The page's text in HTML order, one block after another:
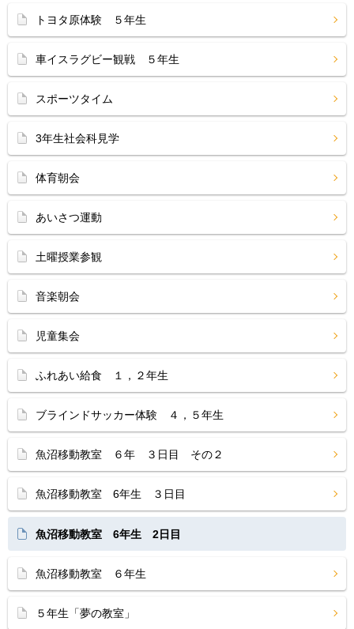
トヨタ原体験 ５年生
車イスラグビー観戦 ５年生
スポーツタイム
3年生社会科見学
体育朝会
あいさつ運動
土曜授業参観
音楽朝会
児童集会
ふれあい給食 １，２年生
ブラインドサッカー体験 ４，５年生
魚沼移動教室 ６年 ３日目 その２
魚沼移動教室 6年生 ３日目
魚沼移動教室 6年生 2日目
魚沼移動教室 ６年生
５年生「夢の教室」